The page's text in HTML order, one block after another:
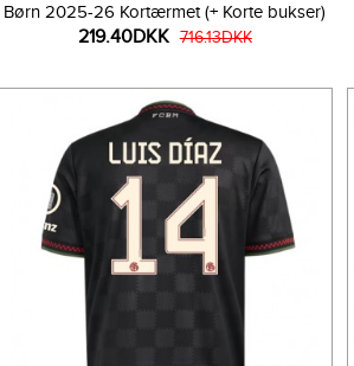
Børn 2025-26 Kortærmet (+ Korte bukser)
219.40DKK 716.13DKK